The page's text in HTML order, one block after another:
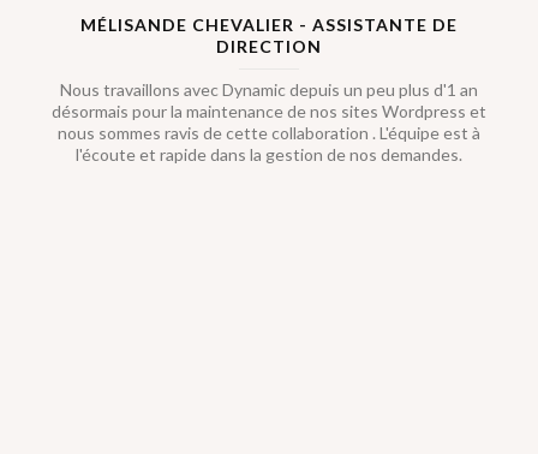
MÉLISANDE CHEVALIER - ASSISTANTE DE
DIRECTION
Nous travaillons avec Dynamic depuis un peu plus d'1 an
désormais pour la maintenance de nos sites Wordpress et
nous sommes ravis de cette collaboration . L'équipe est à
l'écoute et rapide dans la gestion de nos demandes.